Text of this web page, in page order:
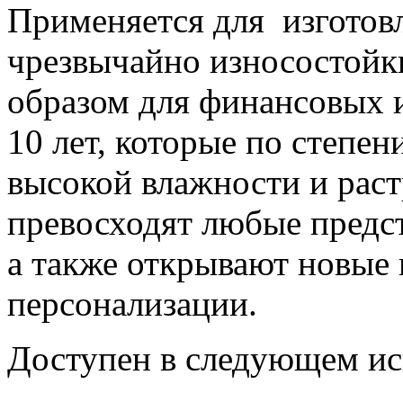
Применяется для
чрезвычайно
образом для финансовых
10 лет, которые по
высокой влажности и
превосходят любые
а также открывают
персонализации.
Доступен в следующем